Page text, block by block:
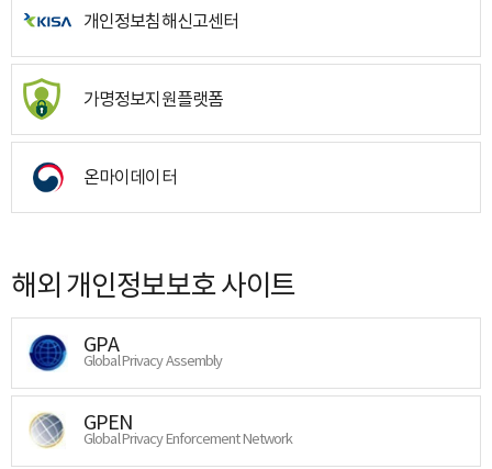
개인정보침해신고센터
가명정보지원플랫폼
온마이데이터
해외 개인정보보호 사이트
GPA
Global Privacy Assembly
GPEN
Global Privacy Enforcement Network